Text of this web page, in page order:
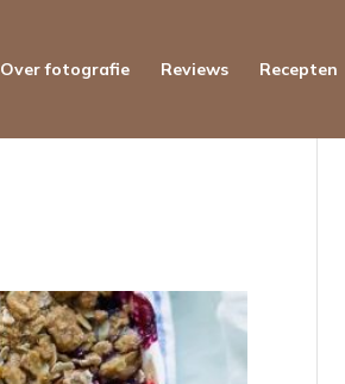
Over fotografie Reviews Recepten